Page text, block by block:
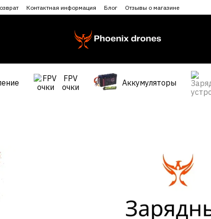
Контактная информация Блог
Отзывы о магазине
FPV
очки
Аккумуляторы